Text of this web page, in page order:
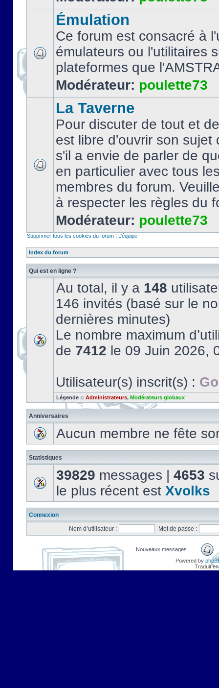
Émulation
Ce forum est consacré à
émulateurs ou l'utilitaires
plateformes que
Modérateur: poulette73
La Taverne
Pour discuter de tout et
est libre d'ouvrir son sujet
s'il a envie de parler de
en particulier avec tous
membres du forum.
à respecter les règles du
Modérateur: poulette73
Supprimer tous les cookies du forum | L’équipe
Index du forum
Qui est en ligne ?
Au total, il y a 148
146 invités (basé sur le
dernières minutes)
Le nombre maximum
de 7412 le 09 Juin 2026,
Utilisateur(s) inscrit(s) :
Légende :: Administrateurs, Modérateurs globaux
Anniversaires
Aucun membre ne fête
Statistiques
39829 messages | 4653
le plus récent est Xvolks
Connexion
Nom d’utilisateur :
Mot de passe :
Nouveaux messages
Powered by
Traduit